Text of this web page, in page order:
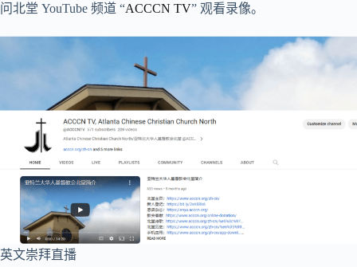
问北堂 YouTube 频道 “ACCCN TV” 观看录像。
英文崇拜直播